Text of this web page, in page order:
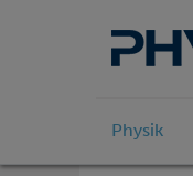
Physik